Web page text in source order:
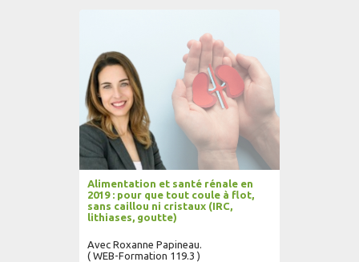
Alimentation et santé rénale en
2019 : pour que tout coule à flot,
sans caillou ni cristaux (IRC,
lithiases, goutte)
Avec Roxanne Papineau.
( WEB-Formation 119.3 )